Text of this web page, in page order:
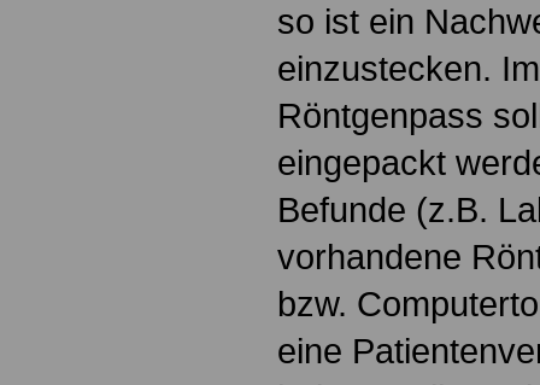
so ist ein
einzustecken.
Röntgenpass
eingepackt
Befunde (z.B.
vorhandene
bzw.
eine